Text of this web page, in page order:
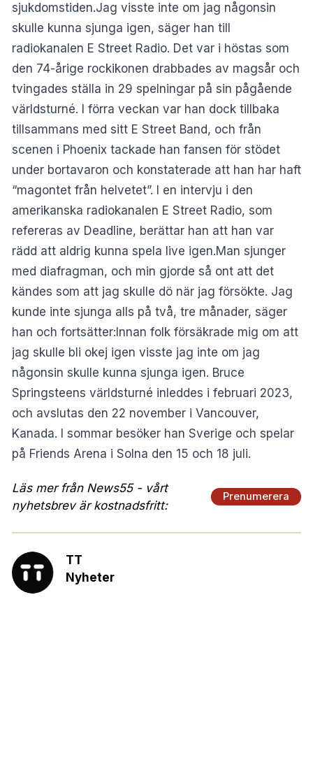
sjukdomstiden.Jag visste inte om jag någonsin
skulle kunna sjunga igen, säger han till
radiokanalen E Street Radio. Det var i höstas som
den 74-årige rockikonen drabbades av magsår och
tvingades ställa in 29 spelningar på sin pågående
världsturné. I förra veckan var han dock tillbaka
tillsammans med sitt E Street Band, och från
scenen i Phoenix tackade han fansen för stödet
under bortavaron och konstaterade att han har haft
“magontet från helvetet”. I en intervju i den
amerikanska radiokanalen E Street Radio, som
refereras av Deadline, berättar han att han var
rädd att aldrig kunna spela live igen.Man sjunger
med diafragman, och min gjorde så ont att det
kändes som att jag skulle dö när jag försökte. Jag
kunde inte sjunga alls på två, tre månader, säger
han och fortsätter:Innan folk försäkrade mig om att
jag skulle bli okej igen visste jag inte om jag
någonsin skulle kunna sjunga igen. Bruce
Springsteens världsturné inleddes i februari 2023,
och avslutas den 22 november i Vancouver,
Kanada. I sommar besöker han Sverige och spelar
på Friends Arena i Solna den 15 och 18 juli.
Läs mer från News55 - vårt
nyhetsbrev är kostnadsfritt:
Prenumerera
TT
Nyheter